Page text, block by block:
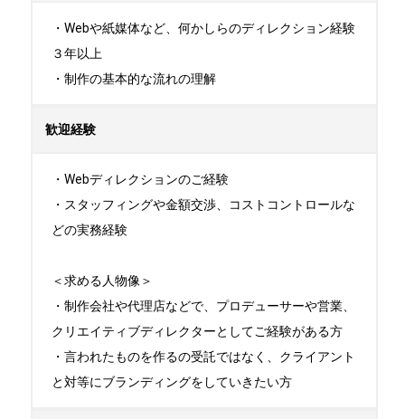
・Webや紙媒体など、何かしらのディレクション経験
３年以上
・制作の基本的な流れの理解
歓迎経験
・Webディレクションのご経験
・スタッフィングや金額交渉、コストコントロールな
どの実務経験
＜求める人物像＞
・制作会社や代理店などで、プロデューサーや営業、
クリエイティブディレクターとしてご経験がある方
・言われたものを作るの受託ではなく、クライアント
と対等にブランディングをしていきたい方